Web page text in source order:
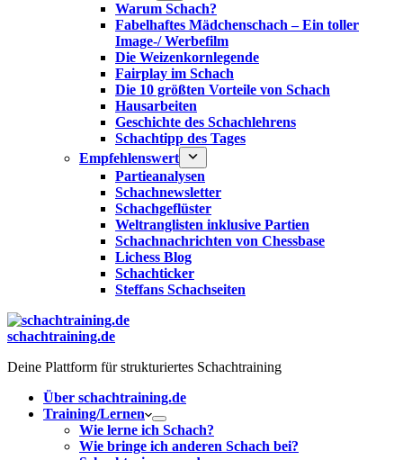
Warum Schach?
Fabelhaftes Mädchenschach – Ein toller
Image-/ Werbefilm
Die Weizenkornlegende
Fairplay im Schach
Die 10 größten Vorteile von Schach‎
Hausarbeiten
Geschichte des Schachlehrens
Schachtipp des Tages
Empfehlenswert
Partieanalysen
Schachnewsletter
Schachgeflüster
Weltranglisten inklusive Partien
Schachnachrichten von Chessbase
Lichess Blog
Schachticker
Steffans Schachseiten
schachtraining.de
Deine Plattform für strukturiertes Schachtraining
Über schachtraining.de
Training/Lernen
Wie lerne ich Schach?
Wie bringe ich anderen Schach bei?